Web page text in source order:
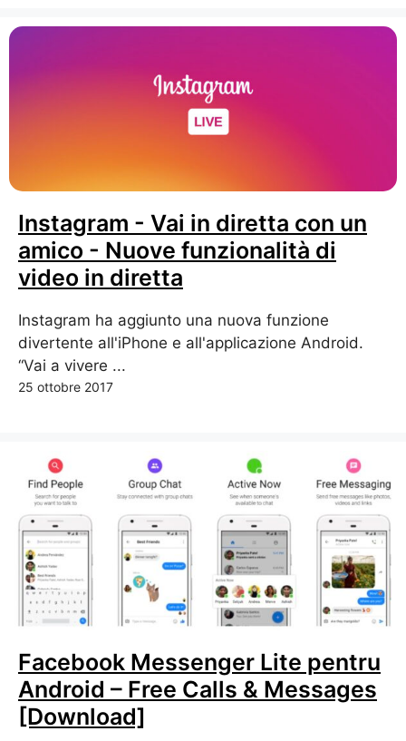
Instagram - Vai in diretta con un
amico - Nuove funzionalità di
video in diretta
Instagram ha aggiunto una nuova funzione
divertente all'iPhone e all'applicazione Android.
“Vai a vivere ...
25 ottobre 2017
Facebook Messenger Lite pentru
Android – Free Calls & Messages
[Download]